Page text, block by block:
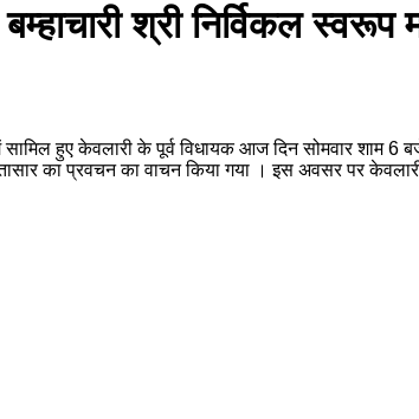
श्री निर्विकल
हुए केवलारी के पूर्व विधायक आज दिन सोमवार शाम 6
का प्रवचन का वाचन किया गया । इस अवसर पर